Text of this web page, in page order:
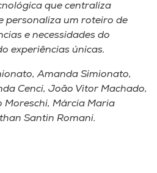
que centraliza
personaliza um roteiro de
e necessidades do
experiências únicas.
Amanda Simionato,
Cenci, João Vitor Machado,
Moreschi, Márcia Maria
Santin Romani.